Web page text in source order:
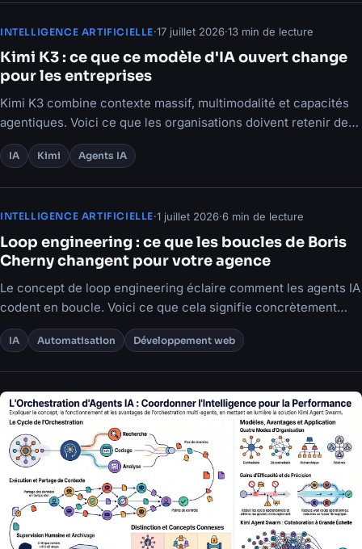
INTELLIGENCE ARTIFICIELLE·17 juillet 2026·13 min de lecture
Kimi K3 : ce que ce modèle d'IA ouvert change
pour les entreprises
Kimi K3 combine contexte massif, multimodalité et capacités
agentiques. Voici ce que les organisations doivent retenir de
cette annonce.
IA Kimi Agents IA
INTELLIGENCE ARTIFICIELLE·1 juillet 2026·6 min de lecture
Loop engineering : ce que les boucles de Boris
Cherny changent pour votre agence
Le concept de loop engineering éclaire comment les agents IA
codent en boucle. Voici ce que cela signifie concrètement
pour votre organisation.
IA Automatisation Développement web